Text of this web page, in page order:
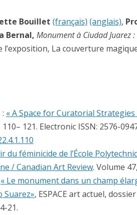
(2000)
Bouillet (français) (anglais),
Bernal, Monument à Ciudad Juarez
l’exposition, La couverture
« A Space for Curatorial
121. Electronic ISSN: 2576-
du féminicide de l’École
/ Canadian Art Review. Volume
« Le monument dans un champ
Suarez», ESPACE art actuel,
21.